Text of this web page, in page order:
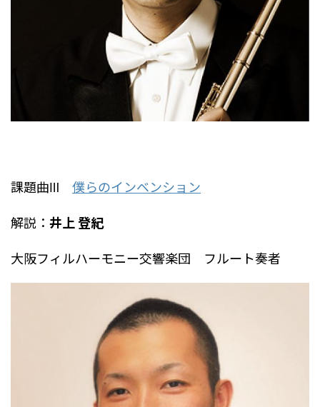
課題曲Ⅲ 僕らのインベンション
解説： 井上 登紀
大阪フィルハーモニー交響楽団 フルート奏者